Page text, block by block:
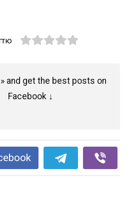
and get the best posts on
Facebook ↓